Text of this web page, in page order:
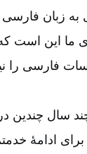
زبان فارسی
ما این است
فارسی را
سال چندین
ادامۀ خدمتم